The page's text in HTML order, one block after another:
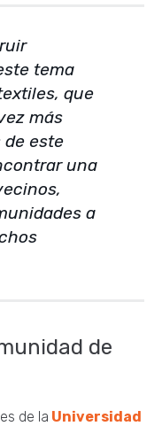
tema
que
más
de este
una
a
de
de la Universidad